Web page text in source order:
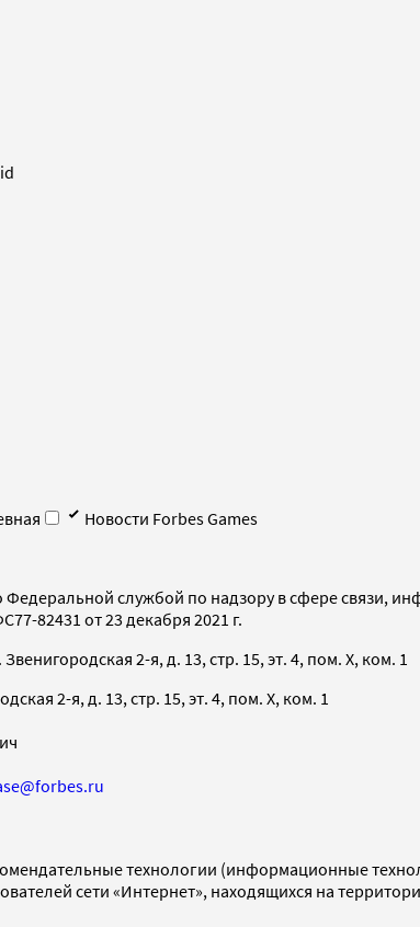
Новости Forbes Games
Федеральной службой по надзору в сфере связи,
82431 от 23 декабря 2021 г.
2-я, д. 13, стр. 15, эт. 4, пом. X, ком. 1
2-я, д. 13, стр. 15, эт. 4, пом. X, ком. 1
технологии (информационные
сети «Интернет», находящихся на